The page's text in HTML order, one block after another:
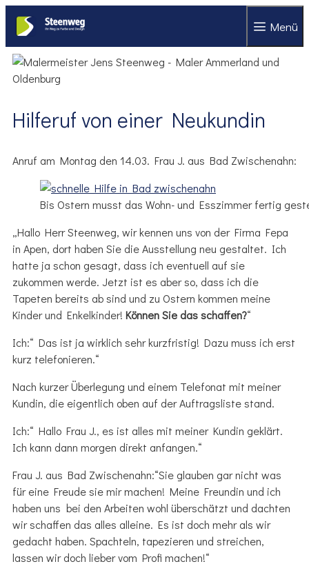
Inhalt
springen
Menü
Hilferuf von einer Neukundin
Anruf am Montag den 14.03. Frau J. aus Bad Zwischenahn:
Bis Ostern musst das Wohn- und Esszimmer fertig
„Hallo Herr Steenweg, wir kennen uns von der Firma Fepa
in Apen, dort haben Sie die Ausstellung neu gestaltet. Ich
hatte ja schon gesagt, dass ich eventuell auf sie
zukommen werde. Jetzt ist es aber so, dass ich die
Tapeten bereits ab sind und zu Ostern kommen meine
Kinder und Enkelkinder! Können Sie das schaffen?“
Ich:“ Das ist ja wirklich sehr kurzfristig! Dazu muss ich erst
kurz telefonieren.“
Nach kurzer Überlegung und einem Telefonat mit meiner
Kundin, die eigentlich oben auf der Auftragsliste stand.
Ich:“ Hallo Frau J., es ist alles mit meiner Kundin geklärt.
Ich kann dann morgen direkt anfangen.“
Frau J. aus Bad Zwischenahn:“Sie glauben gar nicht was
für eine Freude sie mir machen! Meine Freundin und ich
haben uns bei den Arbeiten wohl überschätzt und dachten
wir schaffen das alles alleine. Es ist doch mehr als wir
gedacht haben. Spachteln, tapezieren und streichen,
lassen wir doch lieber vom Profi machen!“